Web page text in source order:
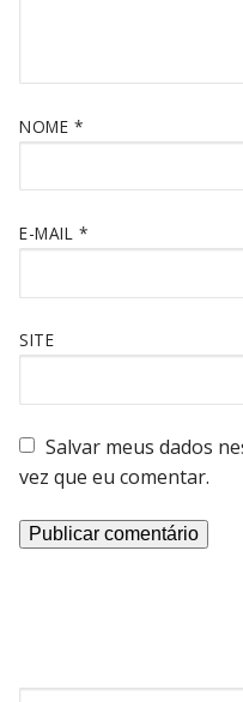
NOME *
E-MAIL *
SITE
Salvar meus dados
vez que eu comentar.